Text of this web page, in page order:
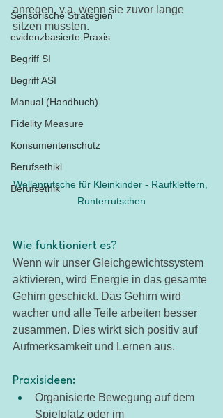
Sensorische Strategien
evidenzbasierte Praxis
Begriff SI
Begriff ASI
Manual (Handbuch)
Fidelity Measure
Konsumentenschutz
Berufsethikl
Berufsethik
anregen, v.a. wenn sie zuvor lange
sitzen mussten.
Wellenrutsche für Kleinkinder - Raufklettern,
Runterrutschen
Wie funktioniert es?
Wenn wir unser Gleichgewichtssystem
aktivieren, wird Energie in das gesamte
Gehirn geschickt. Das Gehirn wird
wacher und alle Teile arbeiten besser
zusammen. Dies wirkt sich positiv auf
Aufmerksamkeit und Lernen aus.
Praxisideen:
Organisierte Bewegung auf dem
Spielplatz oder im